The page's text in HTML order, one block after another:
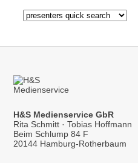
H&S Medienservice GbR
Rita Schmitt · Tobias Hoffmann
Beim Schlump 84 F
20144 Hamburg-Rotherbaum